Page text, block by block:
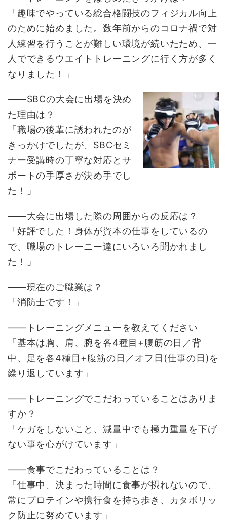
「趣味でやっている総合格闘技のフィジカル向上
のために始めました。数年前からのコロナ禍で対
人練習を行うことが難しい環境が続いたため、一
人でできるウエイトトレーニングに行く方が多く
なりました！」
――SBCの大会に出場を決め
た理由は？
「職場の後輩に誘われたのが
きっかけでしたが、SBCセミ
ナー受講時の丁寧な対応とサ
ポートの手厚さが決め手でし
た！」
――大会に出場した際の周囲からの反応は？
「好評でした！身体が資本の仕事をしているの
で、職場のトレーニー達にいろいろ聞かれまし
た！」
――現在のご職業は？
「消防士です！」
――トレーニングメニューを教えてください
「基本は胸、肩、腕を各4種目+腹筋の日／背
中、足を各4種目+腹筋の日／オフ日(仕事の日)を
繰り返しています」
――トレーニングでこだわっていることはありま
すか？
「ケガをしないこと、減量中でも極力重量を下げ
ない事を心がけています」
――食事でこだわっていることは？
「仕事中、決まった時間に食事が摂れないので、
常にプロテインや携行食を持ち歩き、カタボリッ
ク防止に努めています」